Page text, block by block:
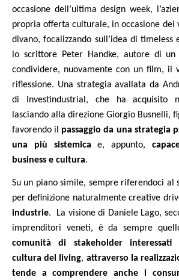
occasione dell’ultima design week,
propria offerta culturale, in occasione dei
divano, focalizzando sull’idea di
lo scrittore Peter Handke, autore di
condividere, nuovamente con un film, il
riflessione. Una strategia avallata da
di Investindustrial, che ha acquisito
lasciando alla direzione Giorgio Busnelli,
favorendo il passaggio da una strategia
una più sistemica e, appunto,
business e cultura.
Su un piano simile, sempre riferendoci al
per definizione naturalmente creative
industrie.
La visione di Daniele Lago,
imprenditori veneti, è da sempre
comunità di stakeholder
cultura del living, attraverso la
tende a comprendere anche i